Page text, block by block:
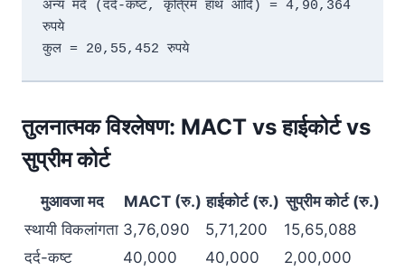
अन्य मदें (दर्द-कष्ट, कृत्रिम हाथ आदि) = 4,90,364
रुपये
कुल = 20,55,452 रुपये
तुलनात्मक विश्लेषण: MACT vs हाईकोर्ट vs
सुप्रीम कोर्ट
मुआवजा मद MACT (रु.) हाईकोर्ट (रु.) सुप्रीम कोर्ट (रु.)
स्थायी विकलांगता 3,76,090 5,71,200
15,65,088
दर्द-कष्ट
40,000 40,000
2,00,000